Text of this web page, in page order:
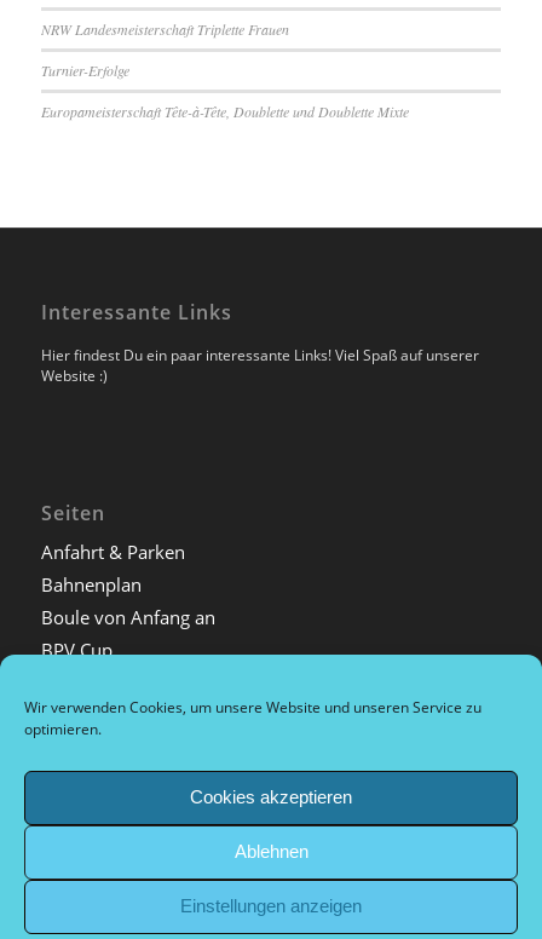
Wir verwenden Cookies, um unsere Website und unseren Service zu
optimieren.
Cookies akzeptieren
Ablehnen
Einstellungen anzeigen
NRW Landesmeisterschaft Triplette Frauen
Turnier-Erfolge
Europameisterschaft Tête-à-Tête, Doublette und Doublette Mixte
Interessante Links
Hier findest Du ein paar interessante Links! Viel Spaß auf unserer
Website :)
Seiten
Anfahrt & Parken
Bahnenplan
Boule von Anfang an
BPV Cup
Cookie-Richtlinie (EU)
Deutsche Meisterschaft Triplette 2026
Deutsche Meisterschaft Triplette 2026
Düsseldorf Ouvert
Düsseldorfer Stadtliga